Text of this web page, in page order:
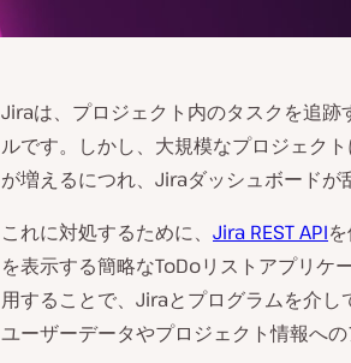
Jiraは、プロジェクト内のタスクを追
ルです。しかし、大規模なプロジェク
が増えるにつれ、Jiraダッシュボードが
これに対処するために、 Jira REST API
を表示する簡略なToDoリストアプリケ
用することで、Jiraとプログラムを介し
ユーザーデータやプロジェクト情報へ